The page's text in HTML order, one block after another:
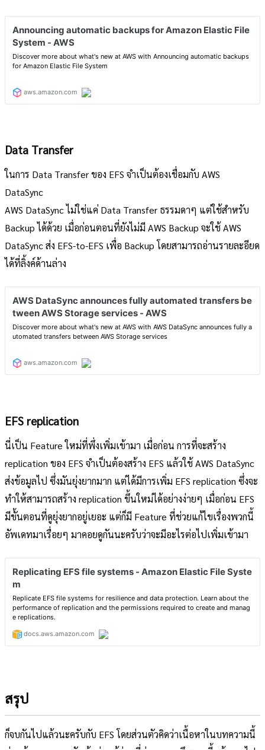
Data Transfer
ในการ Data Transfer ของ EFS จำเป็นต้องเชื่อมกับ AWS
DataSync
AWS DataSync ไม่ใช่แค่ Data Transfer ธรรมดาๆ แต่ใช้สำหรับ
Backup ได้ด้วย เมื่อก่อนตอนที่ยังไม่มี AWS Backup จะใช้ AWS
DataSync ส่ง EFS-to-EFS เพื่อ Backup โดยสามารถอ่านรายละอียด
ได้ที่ลิ้งค์ด้านล่าง
EFS replication
นี่เป็น Feature ใหม่ที่พึ่งเพิ่มเข้ามา เมื่อก่อน การที่จะสร้าง
replication ของ EFS จำเป็นต้องสร้าง EFS แล้วใช้ AWS DataSync
ส่งข้อมูลไป ซึ่งมันยุ่งยากมาก แต่ได้มีการเพิ่ม EFS replication ซึ่งจะ
ทำให้สามารถสร้าง replication ขึ้นใหม่ได้อย่างง่ายๆ เมื่อก่อน EFS
มีขั้นตอนที่ดูยุ่งยากอยู่เยอะ แต่ก็มี Feature ที่ช่วยแก้ไขเรื่องพวกนี้
อัพเดทมาเรื่อยๆ มาคอยดูกันนะครับว่าจะมีอะไรต่อไปเพิ่มเข้ามา
สรุป
ก็จบกันไปแล้วนะครับกับ EFS โดยส่วนตัวคิดว่าเนื้อหาในบทความนี้